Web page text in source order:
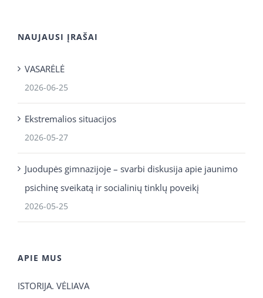
NAUJAUSI ĮRAŠAI
VASARĖLĖ
2026-06-25
Ekstremalios situacijos
2026-05-27
Juodupės gimnazijoje – svarbi diskusija apie jaunimo
psichinę sveikatą ir socialinių tinklų poveikį
2026-05-25
APIE MUS
ISTORIJA. VĖLIAVA